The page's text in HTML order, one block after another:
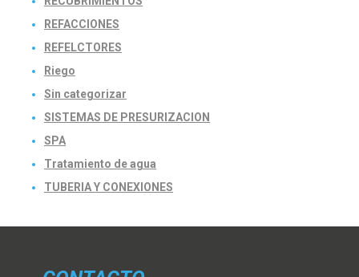
REFACCIONES
REFELCTORES
Riego
Sin categorizar
SISTEMAS DE PRESURIZACION
SPA
Tratamiento de agua
TUBERIA Y CONEXIONES